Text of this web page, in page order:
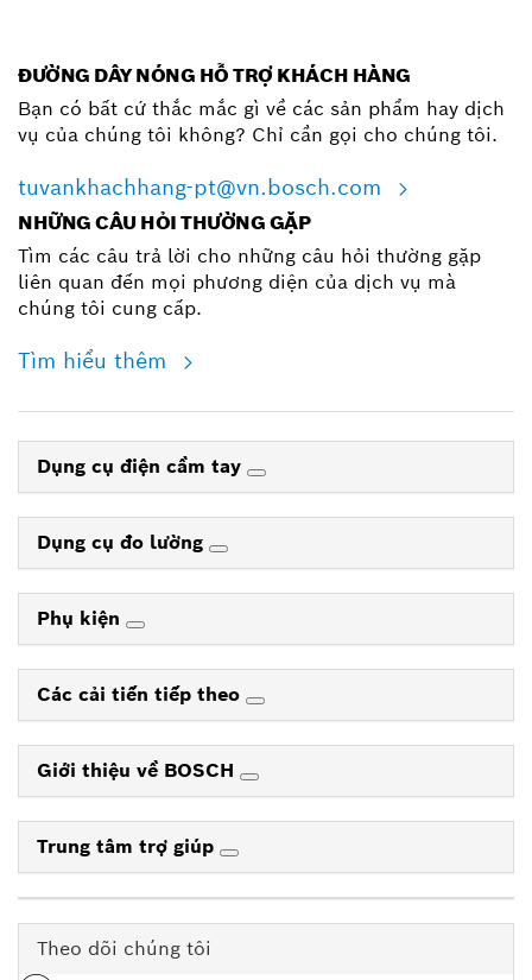
ĐƯỜNG DÂY NÓNG HỖ TRỢ KHÁCH HÀNG
Bạn có bất cứ thắc mắc gì về các sản phẩm hay dịch
vụ của chúng tôi không? Chỉ cần gọi cho chúng tôi.
tuvankhachhang-pt@vn.bosch.com
NHỮNG CÂU HỎI THƯỜNG GẶP
Tìm các câu trả lời cho những câu hỏi thường gặp
liên quan đến mọi phương diện của dịch vụ mà
chúng tôi cung cấp.
Tìm hiểu thêm
Dụng cụ điện cầm tay
Dụng cụ đo lường
Phụ kiện
Các cải tiến tiếp theo
Giới thiệu về BOSCH
Trung tâm trợ giúp
Theo dõi chúng tôi